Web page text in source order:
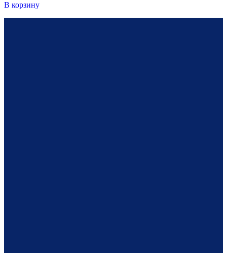
В корзину